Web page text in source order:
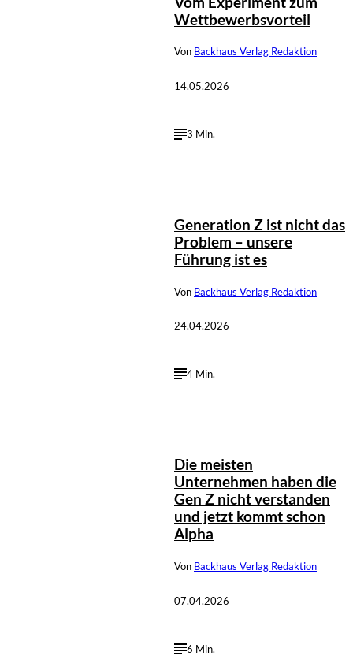
Wettbewerbsvorteil
Von Backhaus Verlag Redaktion
14.05.2026
3 Min.
Generation Z ist nicht das
Problem – unsere
Führung ist es
Von Backhaus Verlag Redaktion
24.04.2026
4 Min.
Die meisten
Unternehmen haben die
Gen Z nicht verstanden
und jetzt kommt schon
Alpha
Von Backhaus Verlag Redaktion
07.04.2026
6 Min.